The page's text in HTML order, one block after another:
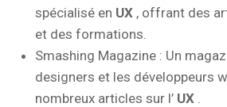
spécialisé en UX , offrant des
et des formations.
Smashing Magazine : Un
designers et les développeurs
nombreux articles sur l’ UX .